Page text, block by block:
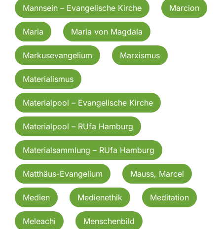
Mannsein – Evangelische Kirche Marcion
Maria Maria von Magdala
Markusevangelium Marxismus
Materialismus
Materialpool – Evangelische Kirche
Materialpool – RUfa Hamburg
Materialsammlung – RUfa Hamburg
Matthäus-Evangelium Mauss, Marcel
Medien Medienethik Meditation
Meleachi Menschenbild